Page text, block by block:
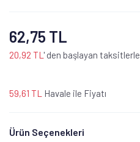
62,75 TL
20,92 TL ' den başlayan taksitlerle
59,61 TL Havale ile Fiyatı
Ürün Seçenekleri